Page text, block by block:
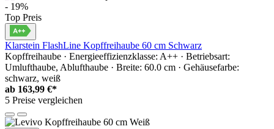
- 19%
Top Preis
Klarstein FlashLine Kopffreihaube 60 cm Schwarz
Kopffreihaube · Energieeffizienzklasse: A++ · Betriebsart:
Umlufthaube, Ablufthaube · Breite: 60.0 cm · Gehäusefarbe:
schwarz, weiß
ab 163,99 €*
5 Preise vergleichen